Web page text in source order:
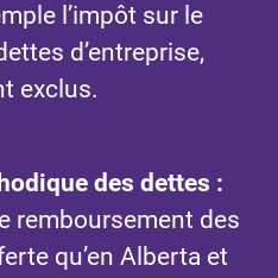
l’impôt sur le
d’entreprise,
exclus.
des dettes :
remboursement des
qu’en Alberta et